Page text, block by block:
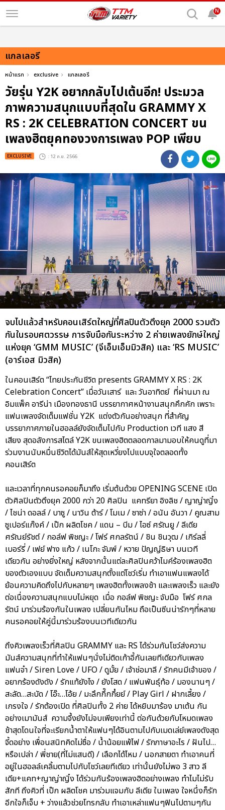
N
แกลเลอรี
หน้าแรก exclusive แกลเลอรี
วัยรุ่น Y2K อยากกลับไปเต้นอีก! ประมวล
ภาพความสนุกแบบที่สุดใน GRAMMY X
RS : 2K CELEBRATION CONCERT ขน
เพลงฮิตยุคทองวงการเพลง POP เพียบ
EXCLUSIVE : 12 ก.ย. 2566
จบไปแล้วสำหรับคอนเสิร์ตใหญ่ที่ศิลปินตัวตึงยุค 2000 รวมตัว
กันในรอบศตวรรษ การจับมือกันระหว่าง 2 ค่ายเพลงยักษ์ใหญ่
แห่งยุค ‘GMM MUSIC’ (จีเอ็มเอ็มมิวสิค) และ ‘RS MUSIC’
(อาร์เอส มิวสิค)
ในคอนเสิร์ต “ไทยประกันชีวิต presents GRAMMY X RS : 2K
Celebration Concert” เมื่อวันเสาร์ และ วันอาทิตย์ ที่ผ่านมา ณ
อิมแพ็ค อารีน่า เมืองทองธานี บรรยากาศหน้างานสนุกคึกคัก เพราะ
แฟนเพลงจัดเต็มแฟชั่น Y2K แต่งตัวกันอย่างสนุก ที่สำคัญ
บรรยากาศภายในฮอลล์ยังจัดเต็มไปกับ Production เวที แสง สี
เสียง สุดอลังการสไตล์ Y2K ขนเพลงฮิตตลอดกาลมามอบให้คนดูที่มา
ร่วมงานนับหมื่นชีวิตได้มันส์ให้สุดเหวี่ยงไปแบบจุใจตลอดทั้ง
คอนเสิร์ต
และเวลาที่ทุกคนรอคอยก็มาถึง เริ่มต้นด้วย OPENING SCENE เปิด
ตัวศิลปินตัวตึงยุค 2000 กว่า 20 ศิลปิน แคทรียา อิงลิช / ญาญ่าญิ๋ง
/ ไชน่า ดอลล์ / บาซู / นาวิน ต้าร์ / โมเม / ซาซ่า / อนัน อันวา / คูณสาม
ซูเปอร์แก๊งค์ / เป๊ก ผลิตโชค / แดน – บีม / ไอซ์ ศรัณยู / ลีเดีย
ศรัณย์รัชต์ / กอล์ฟ พิชญะ / โฟร์ ศกลรัตน์ / ชิน ชินวุฒ / เกิร์ลลี่
เบอร์รี่ / เฟย์ ฟาง แก้ว / เนโกะ จัมพ์ / หวาย ปัญญ์ธิษา บนเวที
เดียวกัน อย่างยิ่งใหญ่ หลังจากนั้นแต่ละศิลปินคว้าไมค์ร้องเพลงฮิต
ของตัวเองแบบ จัดเต็มความสนุกตั้งแต่โชว์เริ่ม ทำเอาแฟนแพลงได้
ย้อนความคิดถึงไปกับหลายๆ เพลงฮิตทั้งเพลงช้า และเพลงเร็ว และยัง
ต่อเนื่องความสนุกแบบไม่หยุด เมื่อ กอล์ฟ พิชญะ จับมือ โฟร์ ศกล
รัตน์ มาร่วมร้องกันในเพลง เปลี่ยนกันไหม ถือเป็นซีนน่ารักๆที่หลาย
คนรอคอยให้คู่นี้มาร่วมร้องบนเวทีเดียวกัน
ถึงคิวเพลงเร็วที่ศิลปิน GRAMMY และ RS ได้ร่วมกันโชว์ส่งความ
มันส์ความสนุกที่ทำให้แฟนๆนั่งไม่ติดเก้าอี้กันเลยทีเดียวกับเพลง
แฟนจ๋า / Siren Love / UFO / ดูมั้ย / เจ้าช่อมาลี / รักคนมีเจ้าของ /
อยากร้องดังดัง / รักแท้ยังไง / ยังโสด / แฟนพันธุ์ท้อ / มองนานๆ /
สะลัด…สะบัด / โอ๊ะ…โอ้ย / มะลึกกึ๊กกึ๋ยย์ / Play Girl / ฝากเลี้ยง /
เกรงใจ / รักต้องเปิด ที่ศิลปินทั้ง 2 ค่าย ได้หยิบมาร้อง มาเต้น กัน
อย่างเมามันส์ ความจึ้งยังไม่จบเพียงเท่านี้ ต่อกันด้วยกับโหมดเพลง
ช้าสุดโดนใจที่จะเรียกน้ำตาให้แฟนๆได้อินตามไปกับเมดเล่ย์เพลงดังสุด
จี้ดอย่าง เพื่อนสนิทคิดไม่ซื่อ / น้ำน้อยแพ้ไฟ / รักภาษาอะไร / ฝันไป…
หรือเปล่า / พี่ชาย(ที่ไม่แสนดี) / เลือกได้ไหม / นอกสายตา ทำเอาคนที่
อยู่ในฮอลล์เคลิ้มตามไปกับโชว์เลยทีเดียว เท่านั้นยังไม่พอ 3 สาว ลี
เดีย+แคท+ญาญ่าญิ๋ง ได้ร่วมกันร้องเพลงฮิตอย่างเพลง ทำไมไม่รับ
สักที ถึงคิวที่ เป๊ก ผลิตโชค มาร่วมแจมกับ ลีเดีย ในเพลง ใจหนึ่งก็รัก
อีกใจก็เจ็บ + ว่างแล้วช่วยโทรกลับ ทำเอาเหล่าแฟนๆฟินไปตามๆกัน